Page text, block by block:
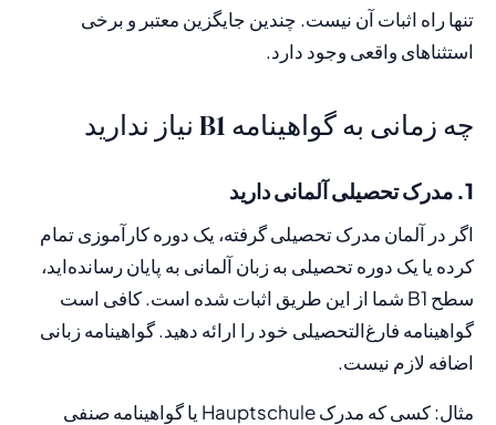
تنها راه اثبات آن نیست. چندین جایگزین معتبر و برخی
استثناهای واقعی وجود دارد.
چه زمانی به گواهینامه B1 نیاز ندارید
1. مدرک تحصیلی آلمانی دارید
اگر در آلمان مدرک تحصیلی گرفته، یک دوره کارآموزی تمام
کرده یا یک دوره تحصیلی به زبان آلمانی به پایان رسانده‌اید،
سطح B1 شما از این طریق اثبات شده است. کافی است
گواهینامه فارغ‌التحصیلی خود را ارائه دهید. گواهینامه زبانی
اضافه لازم نیست.
مثال: کسی که مدرک Hauptschule یا گواهینامه صنفی